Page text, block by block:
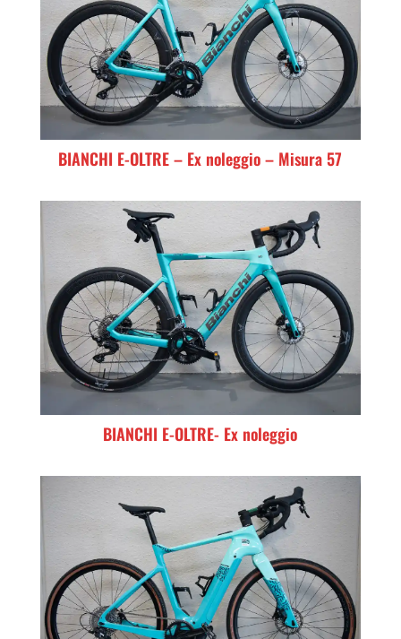
BIANCHI E-OLTRE – Ex noleggio – Misura 57
BIANCHI E-OLTRE- Ex noleggio